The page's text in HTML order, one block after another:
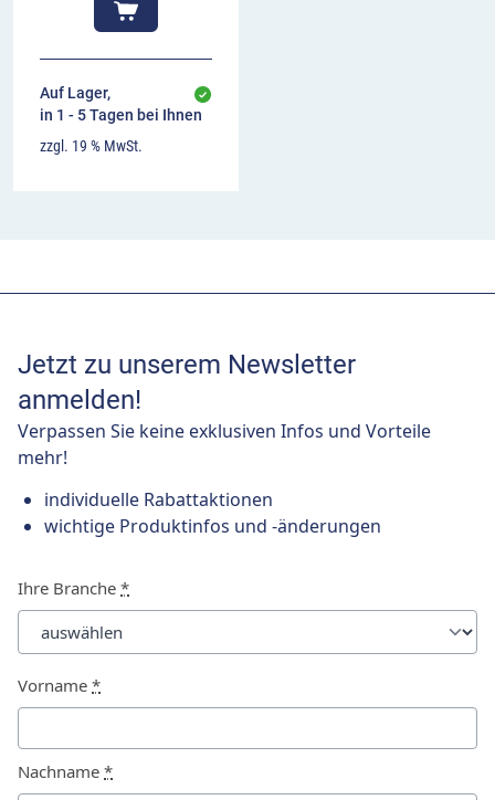
Auf Lager,
in 1 - 5 Tagen bei Ihnen
zzgl. 19 % MwSt.
Jetzt zu unserem Newsletter
anmelden!
Verpassen Sie keine exklusiven Infos und Vorteile
mehr!
individuelle Rabattaktionen
wichtige Produktinfos und -änderungen
Ihre Branche *
Vorname *
Nachname *